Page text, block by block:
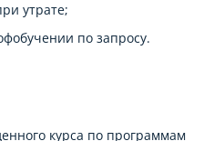
утрате;
по запросу.
курса по программам